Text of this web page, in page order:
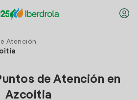
Atención
de Atención en
Azcoitia